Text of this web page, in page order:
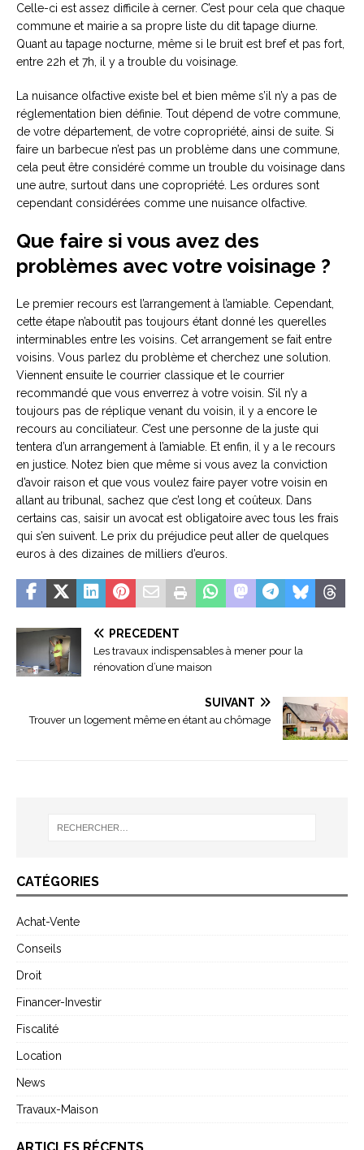
Celle-ci est assez difficile à cerner. C’est pour cela que chaque
commune et mairie a sa propre liste du dit tapage diurne.
Quant au tapage nocturne, même si le bruit est bref et pas fort,
entre 22h et 7h, il y a trouble du voisinage.
La nuisance olfactive existe bel et bien même s’il n’y a pas de
réglementation bien définie. Tout dépend de votre commune,
de votre département, de votre copropriété, ainsi de suite. Si
faire un barbecue n’est pas un problème dans une commune,
cela peut être considéré comme un trouble du voisinage dans
une autre, surtout dans une copropriété. Les ordures sont
cependant considérées comme une nuisance olfactive.
Que faire si vous avez des
problèmes avec votre voisinage ?
Le premier recours est l’arrangement à l’amiable. Cependant,
cette étape n’aboutit pas toujours étant donné les querelles
interminables entre les voisins. Cet arrangement se fait entre
voisins. Vous parlez du problème et cherchez une solution.
Viennent ensuite le courrier classique et le courrier
recommandé que vous enverrez à votre voisin. S’il n’y a
toujours pas de réplique venant du voisin, il y a encore le
recours au conciliateur. C’est une personne de la juste qui
tentera d’un arrangement à l’amiable. Et enfin, il y a le recours
en justice. Notez bien que même si vous avez la conviction
d’avoir raison et que vous voulez faire payer votre voisin en
allant au tribunal, sachez que c’est long et coûteux. Dans
certains cas, saisir un avocat est obligatoire avec tous les frais
qui s’en suivent. Le prix du préjudice peut aller de quelques
euros à des dizaines de milliers d’euros.
PRÉCÉDENT
Les travaux indispensables à mener pour la
rénovation d’une maison
SUIVANT
Trouver un logement même en étant au chômage
CATÉGORIES
Achat-Vente
Conseils
Droit
Financer-Investir
Fiscalité
Location
News
Travaux-Maison